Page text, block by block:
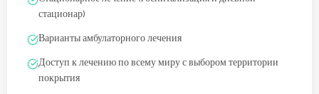
стационар)
Варианты амбулаторного лечения
Доступ к лечению по всему миру с выбором территории
покрытия